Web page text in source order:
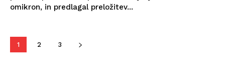
omikron, in predlagal preložitev...
1 2 3